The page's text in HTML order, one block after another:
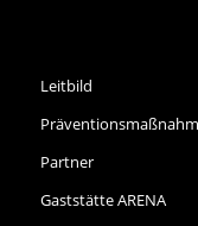
Leitbild
Partner
Gaststätte ARENA